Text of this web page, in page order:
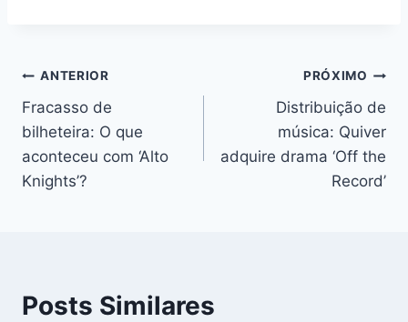
Navegação
de
Post
ANTERIOR
Fracasso de
bilheteira: O que
aconteceu com ‘Alto
Knights’?
PRÓXIMO
Distribuição de
música: Quiver
adquire drama ‘Off the
Record’
Posts Similares